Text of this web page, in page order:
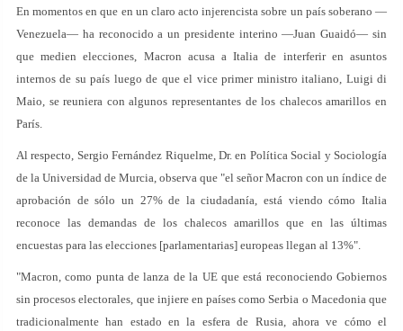
En momentos en que en un claro acto injerencista sobre un país soberano —
Venezuela— ha reconocido a un presidente interino —Juan Guaidó— sin
que medien elecciones, Macron acusa a Italia de interferir en asuntos
internos de su país luego de que el vice primer ministro italiano, Luigi di
Maio, se reuniera con algunos representantes de los chalecos amarillos en
París.
Al respecto, Sergio Fernández Riquelme, Dr. en Política Social y Sociología
de la Universidad de Murcia, observa que "el señor Macron con un índice de
aprobación de sólo un 27% de la ciudadanía, está viendo cómo Italia
reconoce las demandas de los chalecos amarillos que en las últimas
encuestas para las elecciones [parlamentarias] europeas llegan al 13%".
"Macron, como punta de lanza de la UE que está reconociendo Gobiernos
sin procesos electorales, que injiere en países como Serbia o Macedonia que
tradicionalmente han estado en la esfera de Rusia, ahora ve cómo el